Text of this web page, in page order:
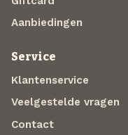
Aanbiedingen
Service
Klantenservice
Veelgestelde vragen
Contact